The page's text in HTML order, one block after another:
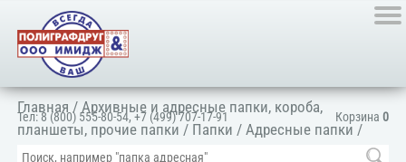
Корзина 0
Тел:8 (800) 555-80-54,+7 (499) 707-17-91
Главная /Архивные и адресные папки, короба,
планшеты, прочие папки / Папки /Адресные папки /
Папка адресная поздравительная